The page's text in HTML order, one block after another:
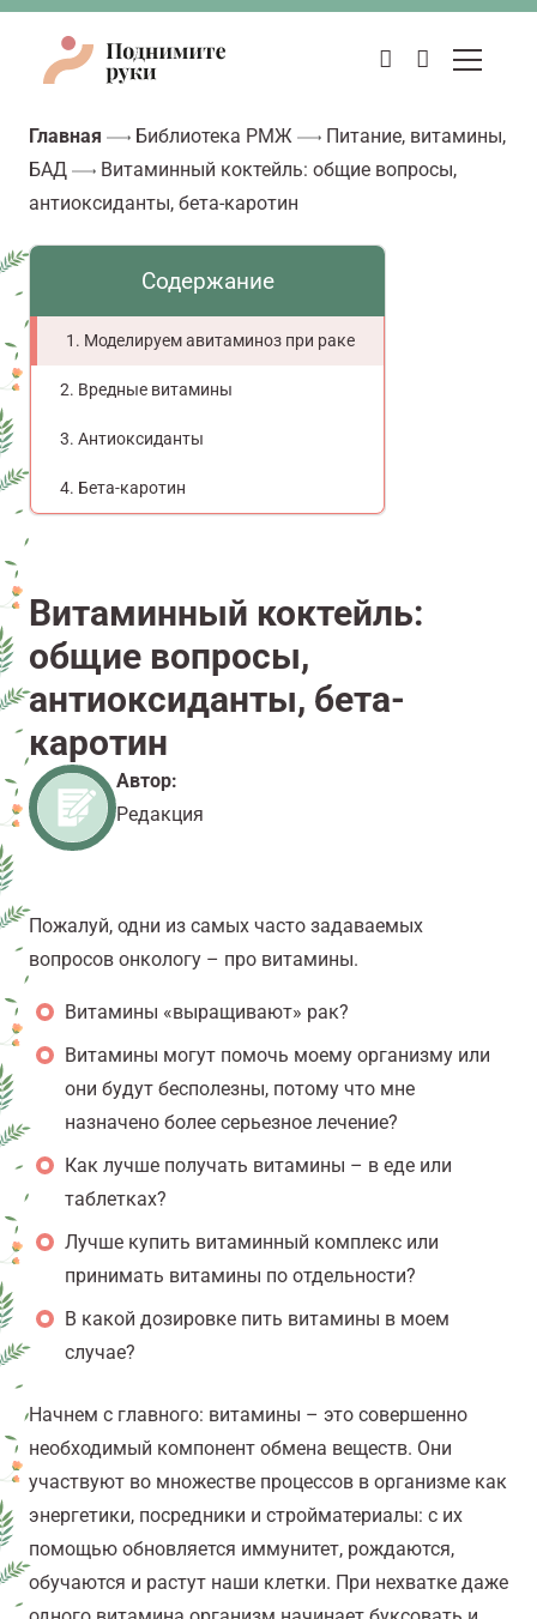
Главная Библиотека РМЖ
Питание, витамины,
БАД
Витаминный коктейль: общие вопросы,
антиоксиданты, бета-каротин
Содержание
Моделируем авитаминоз при раке
Вредные витамины
Антиоксиданты
Бета-каротин
Витаминный коктейль:
общие вопросы,
антиоксиданты, бета-
каротин
Автор:
Редакция
Пожалуй, одни из самых часто задаваемых
вопросов онкологу – про витамины.
Витамины «выращивают» рак?
Витамины могут помочь моему организму или
они будут бесполезны, потому что мне
назначено более серьезное лечение?
Как лучше получать витамины – в еде или
таблетках?
Лучше купить витаминный комплекс или
принимать витамины по отдельности?
В какой дозировке пить витамины в моем
случае?
Начнем с главного: витамины – это совершенно
необходимый компонент обмена веществ. Они
участвуют во множестве процессов в организме как
энергетики, посредники и стройматериалы: с их
помощью обновляется иммунитет, рождаются,
обучаются и растут наши клетки. При нехватке даже